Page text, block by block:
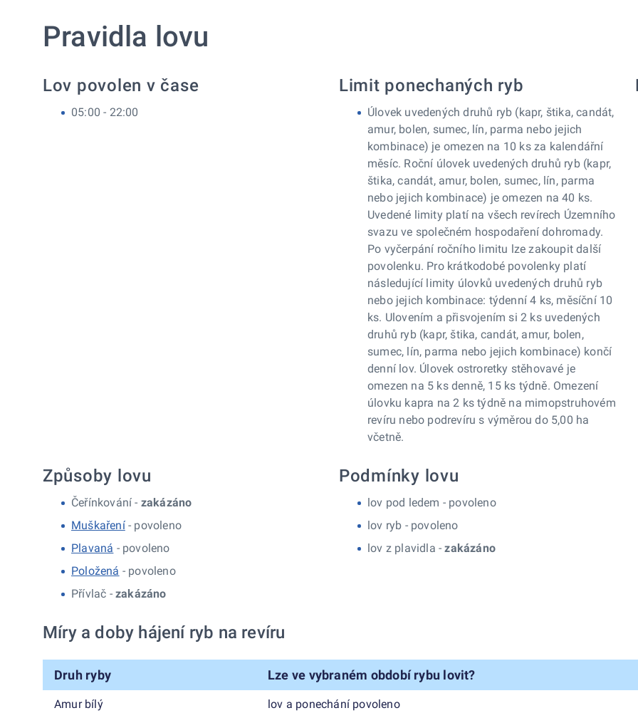
Pravidla lovu
Lov povolen v čase
05:00 - 22:00
Limit ponechaných ryb
Úlovek uvedených druhů ryb (kapr, štika, candát,
amur, bolen, sumec, lín, parma nebo jejich
kombinace) je omezen na 10 ks za kalendářní
měsíc. Roční úlovek uvedených druhů ryb (kapr,
štika, candát, amur, bolen, sumec, lín, parma
nebo jejich kombinace) je omezen na 40 ks.
Uvedené limity platí na všech revírech Územního
svazu ve společném hospodaření dohromady.
Po vyčerpání ročního limitu lze zakoupit další
povolenku. Pro krátkodobé povolenky platí
následující limity úlovků uvedených druhů ryb
nebo jejich kombinace: týdenní 4 ks, měsíční 10
ks. Ulovením a přisvojením si 2 ks uvedených
druhů ryb (kapr, štika, candát, amur, bolen,
sumec, lín, parma nebo jejich kombinace) končí
denní lov. Úlovek ostroretky stěhovavé je
omezen na 5 ks denně, 15 ks týdně. Omezení
úlovku kapra na 2 ks týdně na mimopstruhovém
revíru nebo podrevíru s výměrou do 5,00 ha
včetně.
Způsoby lovu
Čeřínkování - zakázáno
Muškaření- povoleno
Plavaná - povoleno
Položená - povoleno
Přívlač - zakázáno
Podmínky lovu
lov pod ledem - povoleno
lov ryb - povoleno
lov z plavidla -zakázáno
Míry a doby hájení ryb na revíru
Druh ryby Lze ve vybraném období rybu lovit?
Amur bílý lov a ponechání povoleno